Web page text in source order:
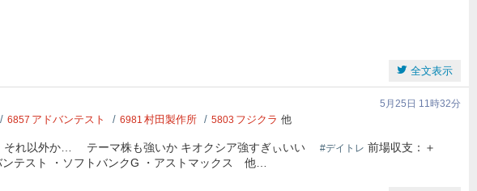
全文表示
5月25日 11時32分
6857 アドバンテスト 6981 村田製作所 5803 フジクラ 他
それ以外か… テーマ株も強いか キオクシア強すぎぃいい #デイトレ 前場収支：＋
テスト ・ソフトバンクG ・アストマックス 他…